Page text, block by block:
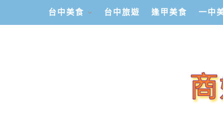
台中美食 台中旅遊 逢甲美食 一中